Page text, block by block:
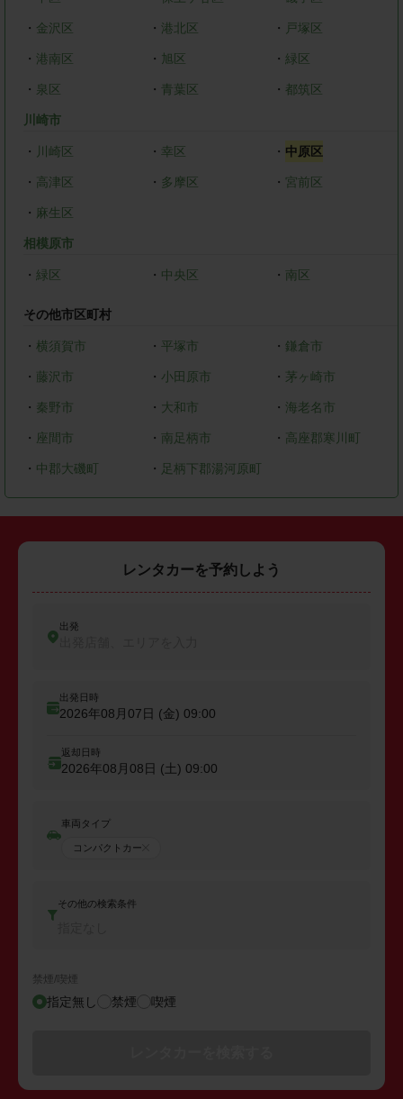
・ 金沢区 ・ 港北区 ・ 戸塚区
・ 港南区 ・ 旭区 ・ 緑区
・ 泉区 ・ 青葉区 ・ 都筑区
川崎市
・ 川崎区 ・ 幸区 ・ 中原区
・ 高津区 ・ 多摩区 ・ 宮前区
・ 麻生区
相模原市
・ 緑区 ・ 中央区 ・ 南区
その他市区町村
・ 横須賀市 ・ 平塚市 ・ 鎌倉市
・ 藤沢市 ・ 小田原市 ・ 茅ヶ崎市
・ 秦野市 ・ 大和市 ・ 海老名市
・ 座間市 ・ 南足柄市 ・ 高座郡寒川町
・ 中郡大磯町 ・ 足柄下郡湯河原町
レンタカーを予約しよう
出発
出発日時
2026年08月07日 (金) 09:00
返却日時
2026年08月08日 (土) 09:00
車両タイプ
コンパクトカー
その他の検索条件
禁煙/喫煙
指定無し 禁煙 喫煙